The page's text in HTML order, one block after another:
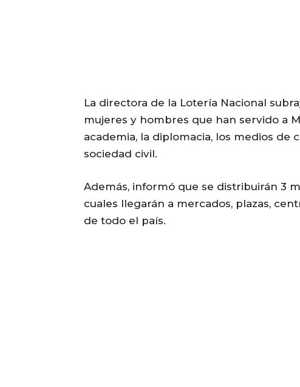
La directora de la Lotería Nacional
mujeres y hombres que han servido a
academia, la diplomacia, los medios de
sociedad civil.
Además, informó que se distribuirán 3
cuales llegarán a mercados, plazas,
de todo el país.